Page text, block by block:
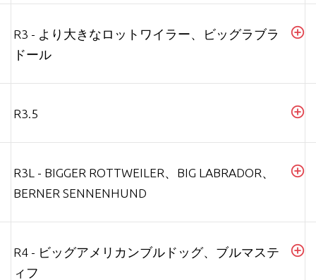
R3 - より大きなロットワイラー、ビッグラブラ
ドール
R3.5
R3L - BIGGER ROTTWEILER、BIG LABRADOR、
BERNER SENNENHUND
R4 - ビッグアメリカンブルドッグ、ブルマステ
ィフ